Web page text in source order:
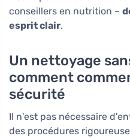
conseillers en nutrition –
esprit clair.
Un nettoyage
comment
sécurité
Il n'est pas nécessaire
des procédures